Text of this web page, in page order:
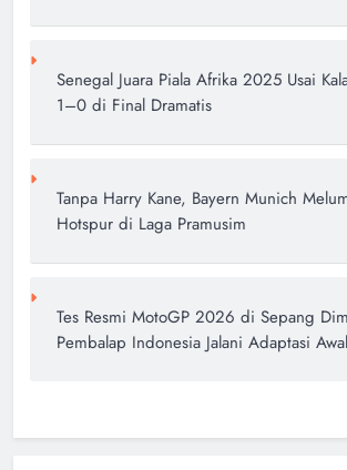
Senegal Juara Piala Afrika 2025 Usai
1–0 di Final Dramatis
Tanpa Harry Kane, Bayern Munich
Hotspur di Laga Pramusim
Tes Resmi MotoGP 2026 di Sepang
Pembalap Indonesia Jalani Adaptasi Awal